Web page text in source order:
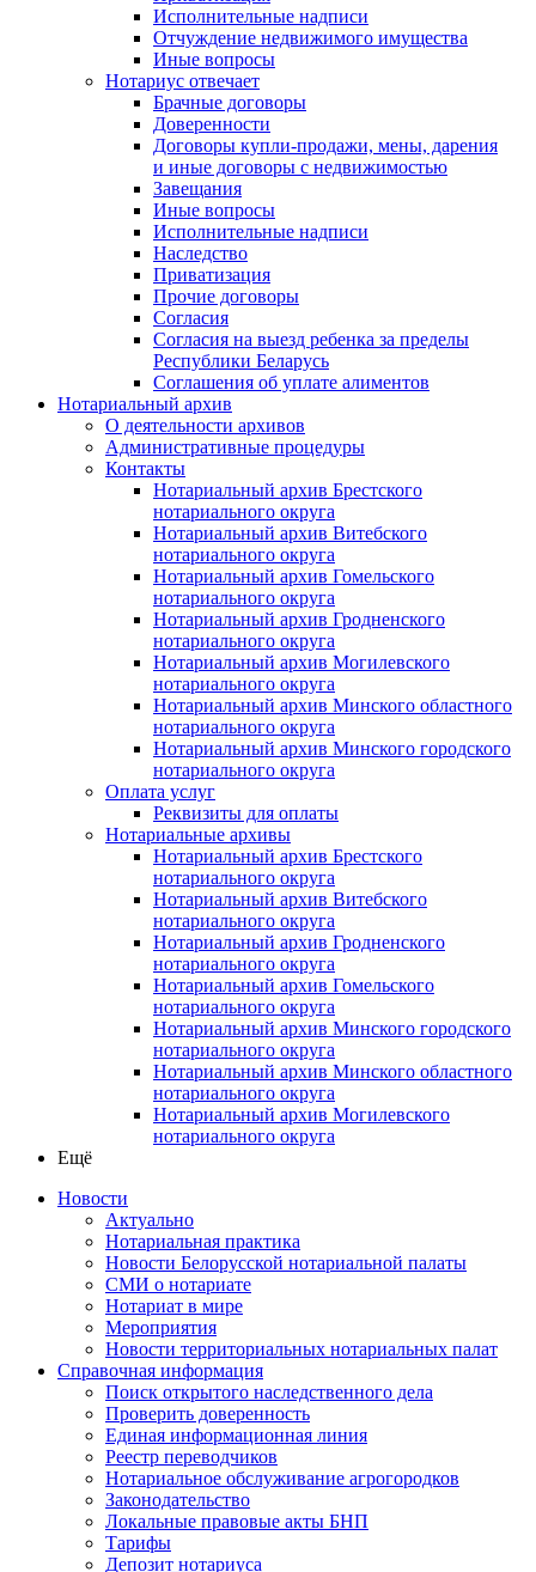
Исполнительные надписи
Отчуждение недвижимого имущества
Иные вопросы
Нотариус отвечает
Брачные договоры
Доверенности
Договоры купли-продажи, мены, дарения
и иные договоры с недвижимостью
Завещания
Иные вопросы
Исполнительные надписи
Наследство
Приватизация
Прочие договоры
Согласия
Согласия на выезд ребенка за пределы
Республики Беларусь
Соглашения об уплате алиментов
Нотариальный архив
О деятельности архивов
Административные процедуры
Контакты
Нотариальный архив Брестского
нотариального округа
Нотариальный архив Витебского
нотариального округа
Нотариальный архив Гомельского
нотариального округа
Нотариальный архив Гродненского
нотариального округа
Нотариальный архив Могилевского
нотариального округа
Нотариальный архив Минского областного
нотариального округа
Нотариальный архив Минского городского
нотариального округа
Оплата услуг
Реквизиты для оплаты
Нотариальные архивы
Нотариальный архив Брестского
нотариального округа
Нотариальный архив Витебского
нотариального округа
Нотариальный архив Гродненского
нотариального округа
Нотариальный архив Гомельского
нотариального округа
Нотариальный архив Минского городского
нотариального округа
Нотариальный архив Минского областного
нотариального округа
Нотариальный архив Могилевского
нотариального округа
Ещё
Новости
Актуально
Нотариальная практика
Новости Белорусской нотариальной палаты
СМИ о нотариате
Нотариат в мире
Мероприятия
Новости территориальных нотариальных палат
Справочная информация
Поиск открытого наследственного дела
Проверить доверенность
Единая информационная линия
Реестр переводчиков
Нотариальное обслуживание агрогородков
Законодательство
Локальные правовые акты БНП
Тарифы
Депозит нотариуса